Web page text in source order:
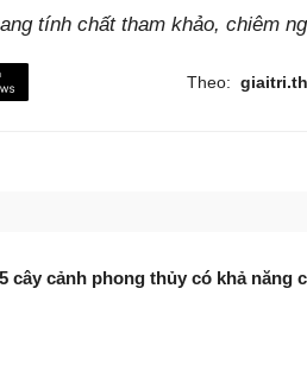
tính chất tham khảo, chiêm
Theo:
5 cây cảnh phong thủy có khả năng